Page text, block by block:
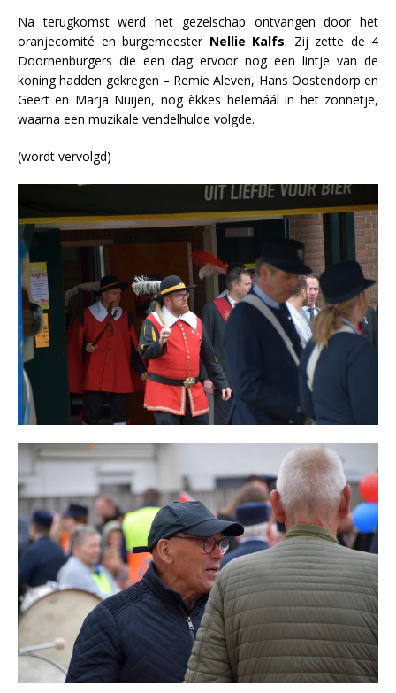
Na terugkomst werd het gezelschap ontvangen door het
oranjecomité en burgemeester Nellie Kalfs. Zij zette de 4
Doornenburgers die een dag ervoor nog een lintje van de
koning hadden gekregen – Remie Aleven, Hans Oostendorp en
Geert en Marja Nuijen, nog èkkes helemáál in het zonnetje,
waarna een muzikale vendelhulde volgde.
(wordt vervolgd)